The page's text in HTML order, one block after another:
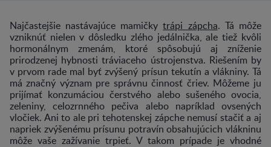
Najčastejšie nastávajúce mamičkytrápi zápcha. Tá môže
vzniknúť nielen v dôsledku zlého jedálnička, ale tiež kvôli
hormonálnym zmenám, ktoré spôsobujú aj zníženie
prirodzenej hybnosti tráviaceho ústrojenstva. Riešením by
v prvom rade mal byť zvýšený prísun tekutín a vlákniny. Tá
má značný význam pre správnu činnosť čriev. Môžeme ju
prijímať konzumáciou čerstvého alebo sušeného ovocia,
zeleniny, celozrnného pečiva alebo napríklad ovsených
vločiek. Ani to ale pri tehotenskej zápche nemusí stačiť a aj
napriek zvýšenému prísunu potravín obsahujúcich vlákninu
môže vaše zažívanie trpieť. V takom prípade je vhodné